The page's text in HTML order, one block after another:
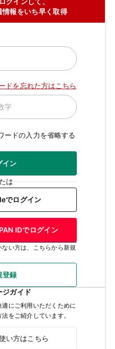
報をいち早く取得
ドを忘れた方はこちら
ードの入力を省略する
イン
は
でログイン
IDでログイン
い方は、こちらから新規
登録
ジガイド
にご利用いただくために
をご紹介しています。
い方はこちら